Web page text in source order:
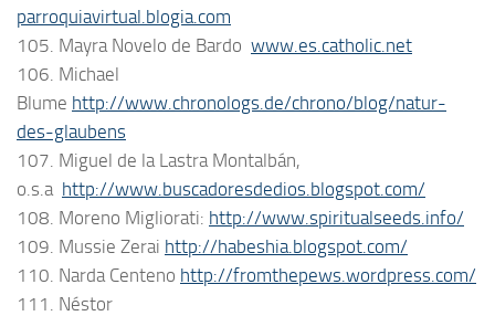
parroquiavirtual.blogia.com
105. Mayra Novelo de Bardo www.es.catholic.net
106. Michael
Blume http://www.chronologs.de/chrono/blog/natur-
des-glaubens
107. Miguel de la Lastra Montalbán,
o.s.a http://www.buscadoresdedios.blogspot.com/
108. Moreno Migliorati: http://www.spiritualseeds.info/
109. Mussie Zerai http://habeshia.blogspot.com/
110. Narda Centeno http://fromthepews.wordpress.com/
111. Néstor